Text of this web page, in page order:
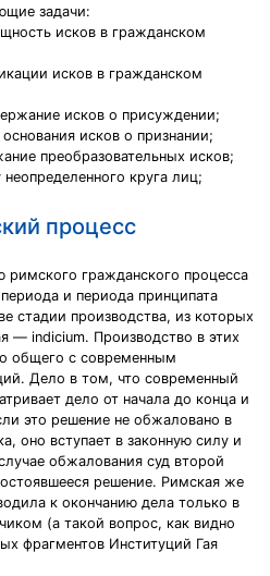
задачи:
исков в гражданском
исков в гражданском
исков о присуждении;
исков о признании;
преобразовательных исков;
круга лиц;
процесс
римского гражданского процесса
и периода принципата
стадии производства, из которых
— indicium. Производство в этих
общего с современным
Дело в том, что современный
дело от начала до конца и
это решение не обжаловано в
оно вступает в законную силу и
обжалования суд второй
решение. Римская же
к окончанию дела только в
(а такой вопрос, как видно
фрагментов Институций Гая